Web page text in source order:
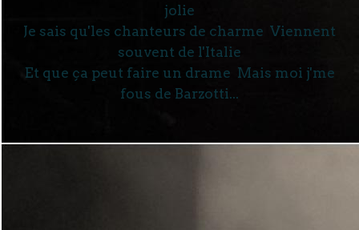
jolie
Je sais qu'les chanteurs de charme Viennent
souvent de l'Italie
Et que ça peut faire un drame Mais moi j'me
fous de Barzotti...